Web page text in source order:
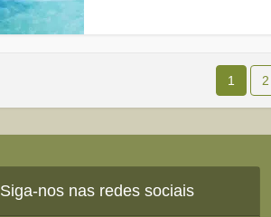
1 2
Siga-nos nas redes sociais